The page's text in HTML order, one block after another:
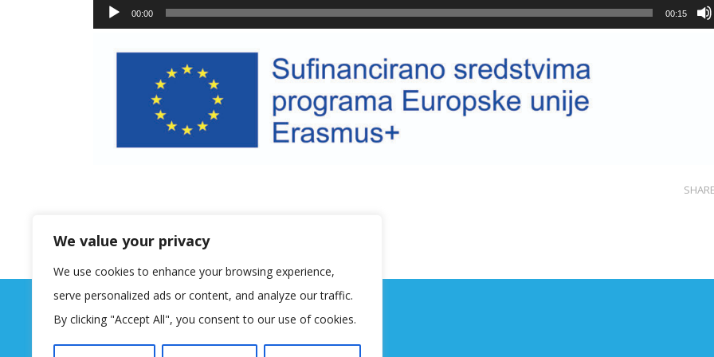
We value your privacy
We use cookies to enhance your browsing experience,
serve personalized ads or content, and analyze our traffic.
By clicking "Accept All", you consent to our use of cookies.
00:00 00:15